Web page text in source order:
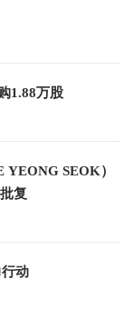
1.88万股
SEOK）
复
动